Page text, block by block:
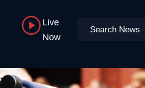
Live
Now
Search